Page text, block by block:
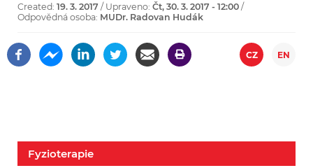
Fyzioterapie
Created: 19. 3. 2017 / Upraveno: Čt, 30. 3. 2017 - 12:00 /
Odpovědná osoba: MUDr. Radovan Hudák
CZ EN